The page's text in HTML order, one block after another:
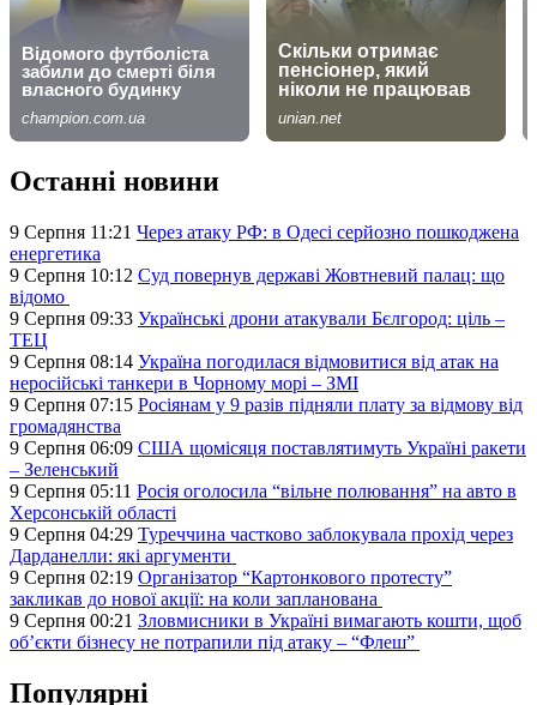
Останні новини
9 Серпня 11:21 Через атаку РФ: в Одесі серйозно пошкоджена
енергетика
9 Серпня 10:12 Суд повернув державі Жовтневий палац: що
відомо
9 Серпня 09:33 Українські дрони атакували Бєлгород: ціль –
ТЕЦ
9 Серпня 08:14 Україна погодилася відмовитися від атак на
неросійські танкери в Чорному морі – ЗМІ
9 Серпня 07:15 Росіянам у 9 разів підняли плату за відмову від
громадянства
9 Серпня 06:09 США щомісяця поставлятимуть Україні ракети
– Зеленський
9 Серпня 05:11 Росія оголосила “вільне полювання” на авто в
Херсонській області
9 Серпня 04:29 Туреччина частково заблокувала прохід через
Дарданелли: які аргументи
9 Серпня 02:19 Організатор “Картонкового протесту”
закликав до нової акції: на коли запланована
9 Серпня 00:21 Зловмисники в Україні вимагають кошти, щоб
об’єкти бізнесу не потрапили під атаку – “Флеш”
Популярні